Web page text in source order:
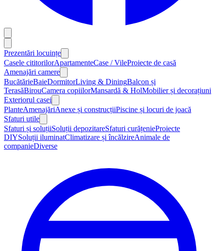
Prezentări locuințe
Casele cititorilorApartamenteCase / VileProiecte de casă
Amenajări camere
BucătărieBaieDormitorLiving & DiningBalcon și
TerasăBirouCamera copiilorMansardă & HolMobilier și decorațiuni
Exteriorul casei
PlanteAmenajăriAnexe și construcțiiPiscine și locuri de joacă
Sfaturi utile
Sfaturi și soluțiiSoluții depozitareSfaturi curățenieProiecte
DIYSoluții iluminatClimatizare și încălzireAnimale de
companieDiverse